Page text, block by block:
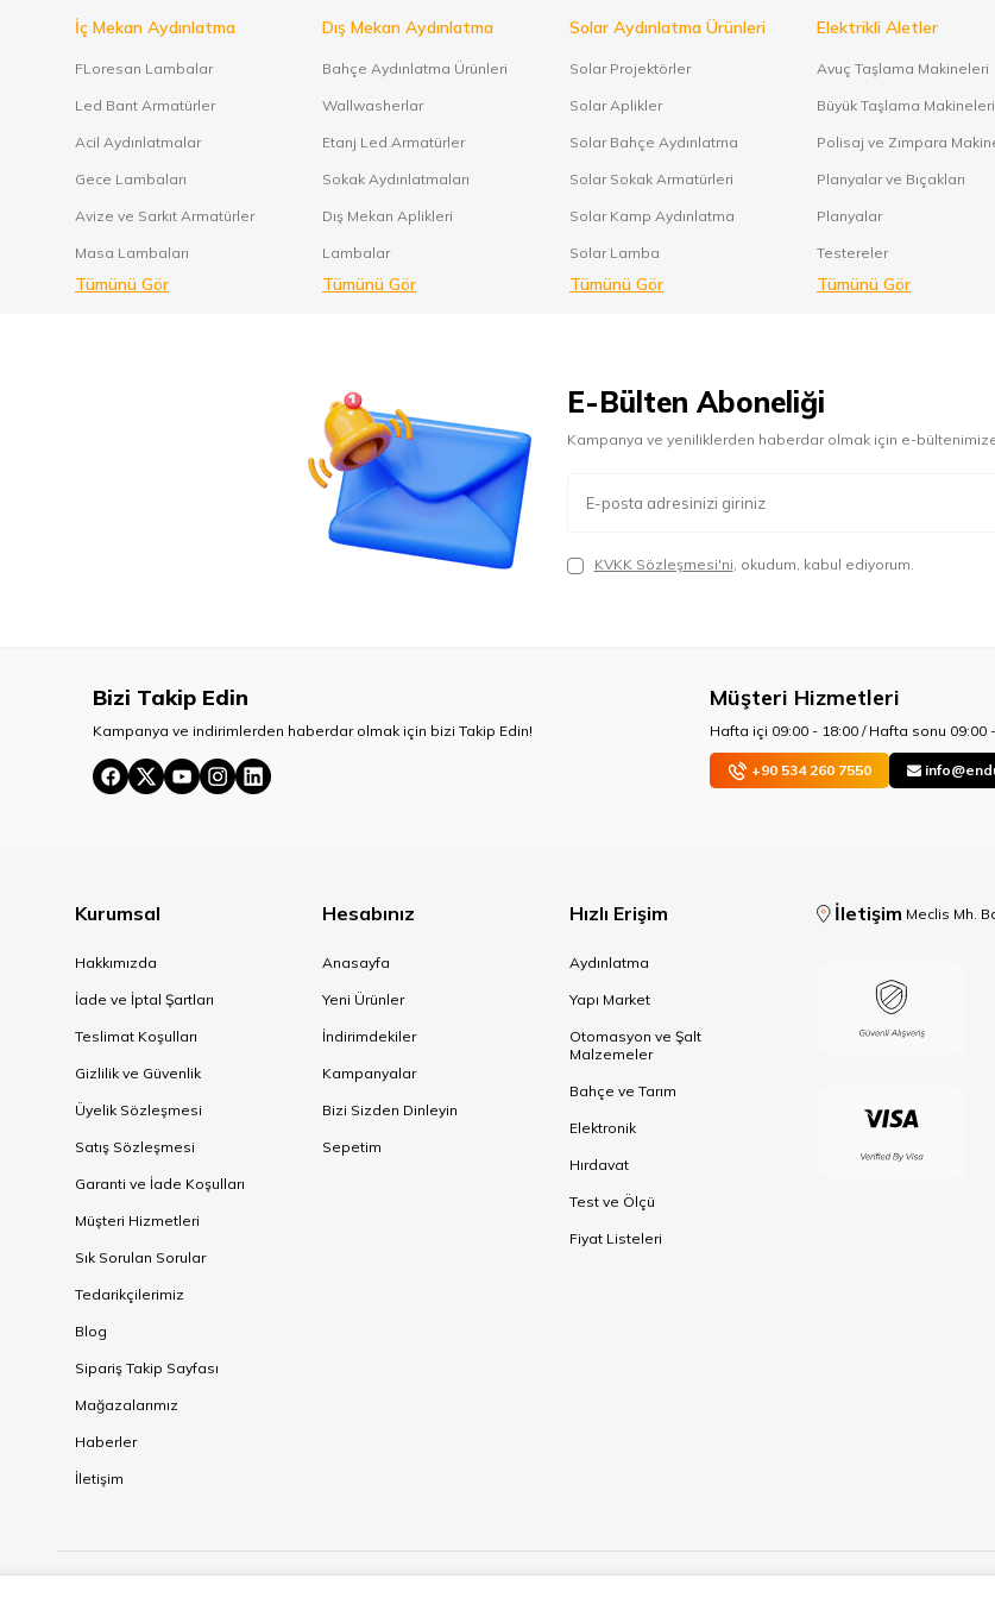
İç Mekan Aydınlatma
FLoresan Lambalar
Led Bant Armatürler
Acil Aydınlatmalar
Gece Lambaları
Avize ve Sarkıt Armatürler
Masa Lambaları
Tümünü Gör
Dış Mekan Aydınlatma
Bahçe Aydınlatma Ürünleri
Wallwasherlar
Etanj Led Armatürler
Sokak Aydınlatmaları
Dış Mekan Aplikleri
Lambalar
Tümünü Gör
Solar Aydınlatma Ürünleri
Solar Projektörler
Solar Aplikler
Solar Bahçe Aydınlatma
Solar Sokak Armatürleri
Solar Kamp Aydınlatma
Solar Lamba
Tümünü Gör
Elektrikli Aletler
Avuç Taşlama Makineleri
Büyük Taşlama Makineleri
Polisaj ve Zımpara
Planyalar ve Bıçakları
Planyalar
Testereler
Tümünü Gör
E-Bülten Aboneliği
Kampanya ve yeniliklerden haberdar olmak için e-
KVKK Sözleşmesi'ni, okudum, kabul ediyorum.
Bizi Takip Edin
Kampanya ve indirimlerden haberdar olmak için bizi Takip Edin!
Müşteri Hizmetleri
Hafta içi 09:00 - 18:00 / Hafta sonu
+90 534 260 7550
Kurumsal
Hakkımızda
İade ve İptal Şartları
Teslimat Koşulları
Gizlilik ve Güvenlik
Üyelik Sözleşmesi
Satış Sözleşmesi
Garanti ve İade Koşulları
Müşteri Hizmetleri
Sık Sorulan Sorular
Tedarikçilerimiz
Blog
Sipariş Takip Sayfası
Mağazalarımız
Haberler
İletişim
Hesabınız
Anasayfa
Yeni Ürünler
İndirimdekiler
Kampanyalar
Bizi Sizden Dinleyin
Sepetim
Hızlı Erişim
Aydınlatma
Yapı Market
Otomasyon ve Şalt
Malzemeler
Bahçe ve Tarım
Elektronik
Hırdavat
Test ve Ölçü
Fiyat Listeleri
İletişim Meclis Mh.